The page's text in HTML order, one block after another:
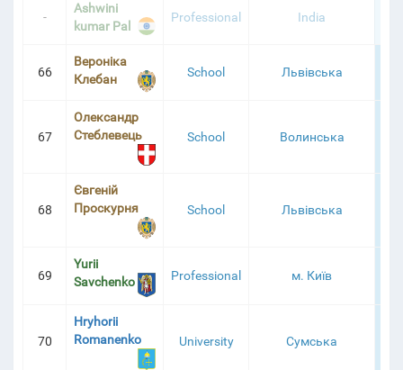
-
Ashwini
kumar Pal
Professional India
66
Вероніка
Клебан
School Львівська
67
Олександр
Стеблевець
School Волинська
68
Євгеній
Проскурня
School Львівська
69
Yurii
Savchenko
Professional м. Київ
70
Hryhorii
Romanenko
University Сумська